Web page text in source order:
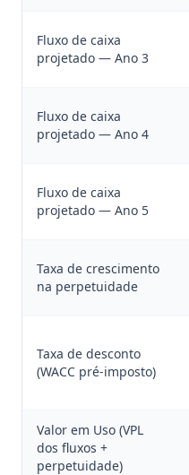
Fluxo de caixa
projetado — Ano 3
Fluxo de caixa
projetado — Ano 4
Fluxo de caixa
projetado — Ano 5
Taxa de crescimento
na perpetuidade
Taxa de desconto
(WACC pré-imposto)
Valor em Uso (VPL
dos fluxos +
perpetuidade)